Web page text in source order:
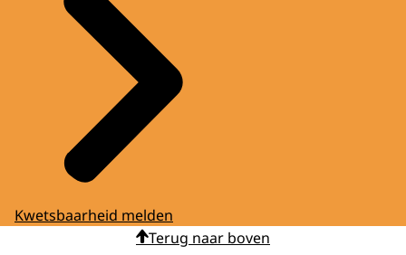
Kwetsbaarheid melden
Terug naar boven